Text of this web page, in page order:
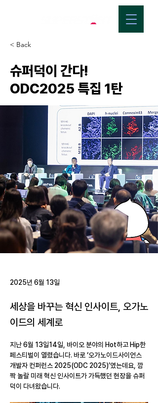
< Back
슈퍼덕이 간다!
ODC2025 특집 1탄
2025년 6월 13일
세상을 바꾸는 혁신 인사이트, 오가노
이드의 세계로
지난 6월 13일14일, 바이오 분야의 Hot하고 Hip한
페스티벌이 열렸습니다. 바로 ‘오가노이드사이언스
개발자 컨퍼런스 2025(ODC 2025)’였는데요, 깜
짝 놀랄 미래 혁신 인사이트가 가득했던 현장을 슈퍼
덕이 다녀왔습니다.